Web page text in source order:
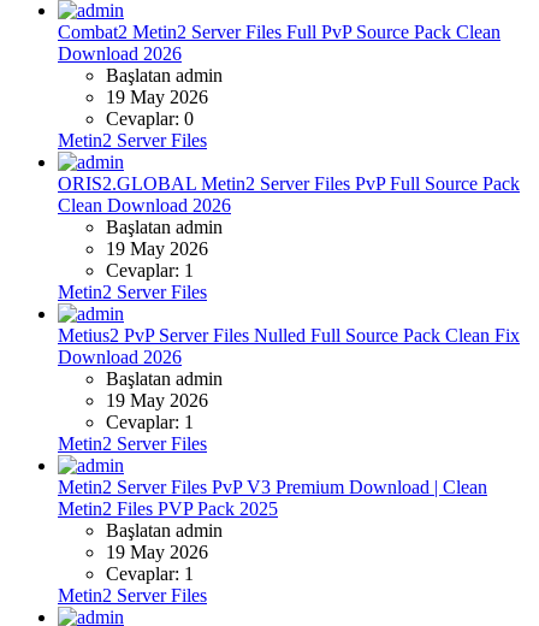
Combat2 Metin2 Server Files Full PvP Source Pack Clean
Download 2026
Başlatan admin
19 May 2026
Cevaplar: 0
Metin2 Server Files
ORIS2.GLOBAL Metin2 Server Files PvP Full Source Pack
Clean Download 2026
Başlatan admin
19 May 2026
Cevaplar: 1
Metin2 Server Files
Metius2 PvP Server Files Nulled Full Source Pack Clean Fix
Download 2026
Başlatan admin
19 May 2026
Cevaplar: 1
Metin2 Server Files
Metin2 Server Files PvP V3 Premium Download | Clean
Metin2 Files PVP Pack 2025
Başlatan admin
19 May 2026
Cevaplar: 1
Metin2 Server Files